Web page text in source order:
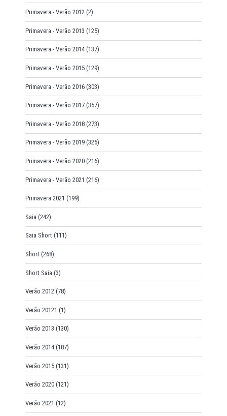
Primavera - Verão 2012 (2)
Primavera - Verão 2013 (125)
Primavera - Verão 2014 (137)
Primavera - Verão 2015 (129)
Primavera - Verão 2016 (303)
Primavera - Verão 2017 (357)
Primavera - Verão 2018 (273)
Primavera - Verão 2019 (325)
Primavera - Verão 2020 (216)
Primavera - Verão 2021 (216)
Primavera 2021 (199)
Saia (242)
Saia Short (111)
Short (268)
Short Saia (3)
Verão 2012 (78)
Verão 20121 (1)
Verão 2013 (130)
Verão 2014 (187)
Verão 2015 (131)
Verão 2020 (121)
Verão 2021 (12)